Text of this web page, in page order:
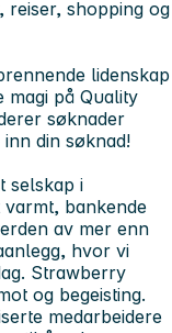
reiser, shopping og
lidenskap
på Quality
søknader
din søknad!
selskap i
bankende
av mer enn
hvor vi
Strawberry
og begeisting.
medarbeidere